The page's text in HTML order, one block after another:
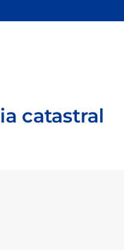
catastral